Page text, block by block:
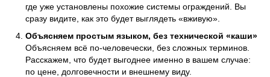
где уже установлены похожие системы ограждений. Вы
сразу видите, как это будет выглядеть «вживую».
Объясняем простым языком, без технической «каши»
Объясняем всё по-человечески, без сложных терминов.
Расскажем, что будет выгоднее именно в вашем случае:
по цене, долговечности и внешнему виду.